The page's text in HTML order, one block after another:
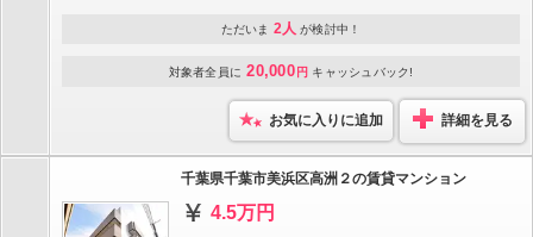
ただいま 2人 が検討中！
対象者全員に 20,000 円 キャッシュバック!
お気に入りに追加 詳細を見る
千葉県千葉市美浜区高洲２の賃貸マンション
4.5万円